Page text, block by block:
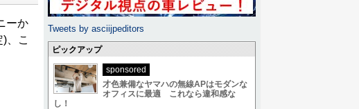
ーか
、こ
Tweets by asciijpeditors
ピックアップ
sponsored
才色兼備なヤマハの無線APはモダンな
オフィスに最適 これなら違和感な
し！